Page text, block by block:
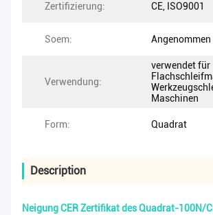
Zertifizierung: CE, ISO9001
Soem: Angenommen
Verwendung:
verwendet für
Maschinen
Form: Quadrat
Description
Neigung CER Zertifikat des Quadrat-100N/